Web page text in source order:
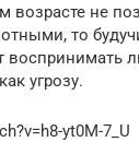
возрасте не
то
воспринимать
угрозу.
yt0M-7_U